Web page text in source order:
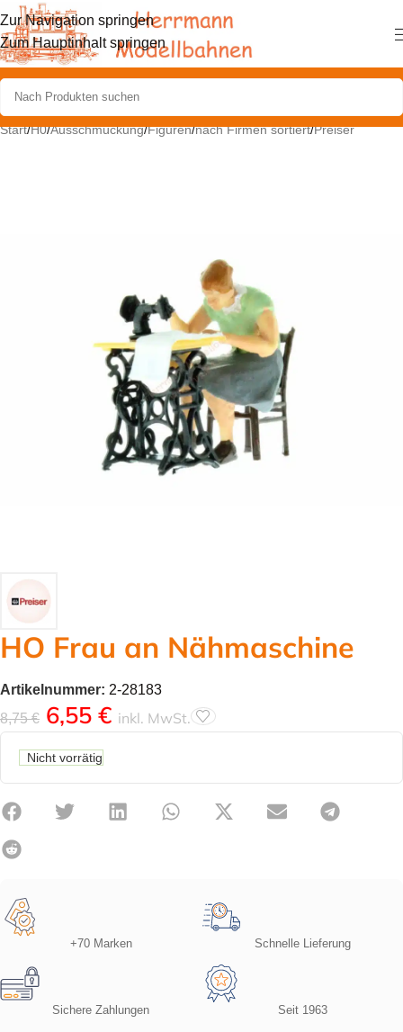
Zur Navigation springen
Zum Hauptinhalt springen
Start/H0/Ausschmückung/Figuren/nach Firmen sortiert/Preiser
HO Frau an Nähmaschine
Artikelnummer: 2-28183
8,75€ 6,55 € inkl. MwSt.
Nicht vorrätig
+70 Marken Schnelle Lieferung
Sichere Zahlungen Seit 1963